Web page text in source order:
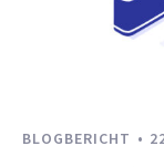
BLOGBERICHT